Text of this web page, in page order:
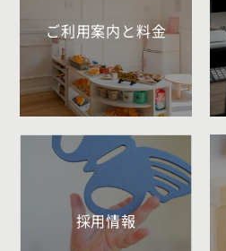
ご利用案内と料金
採用情報